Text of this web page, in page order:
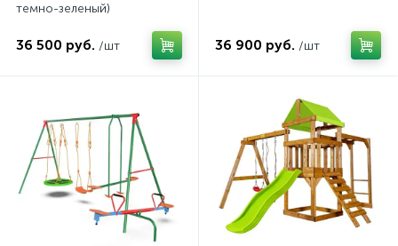
темно-зеленый)
36 500 руб. /шт 36 900 руб. /шт